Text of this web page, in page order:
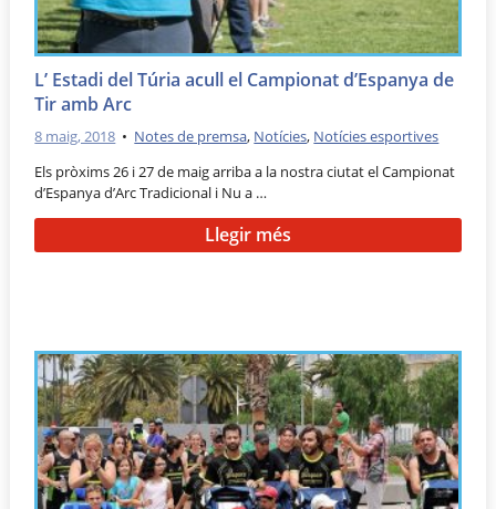
L’ Estadi del Túria acull el Campionat d’Espanya de
Tir amb Arc
8 maig, 2018 • Notes de premsa, Notícies, Notícies esportives
Els pròxims 26 i 27 de maig arriba a la nostra ciutat el Campionat
d’Espanya d’Arc Tradicional i Nu a …
Llegir més